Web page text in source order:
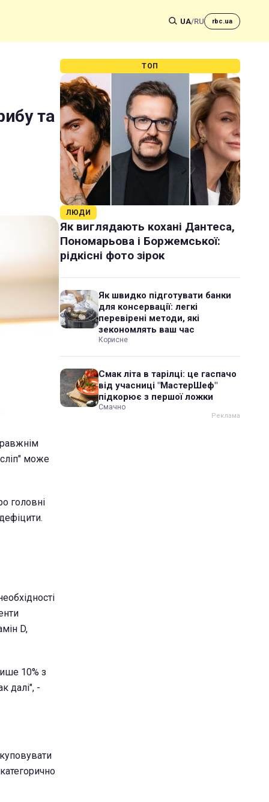
UA/RU rbc.ua
та
може
головні
D,
10% з
далі", -
ТОП
ЛЮДИ
Як виглядають кохані Дантеса,
Пономарьова і Боржемської:
рідкісні фото зірок
Як швидко підготувати банки
для консервації: легкі
перевірені методи, які
зекономлять ваш час
Корисне
Смак літа в тарілці: це гаспачо
від учасниці "МастерШеф"
підкорює з першої ложки
Смачно